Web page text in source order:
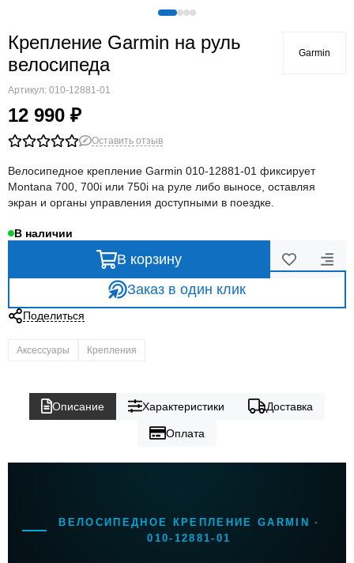
Крепление Garmin на руль
велосипеда
Артикул: 010-12881-01
12 990 ₽
Garmin
Оставить отзыв
Велосипедное крепление Garmin 010-12881-01 фиксирует
Montana 700, 700i или 750i на руле либо выносе, оставляя
экран и органы управления доступными в поездке.
В наличии
В корзину
Заказ в один клик
Поделиться
Аксессуары Крепления
Описание Характеристики Доставка
Оплата
ВЕЛОСИПЕДНОЕ КРЕПЛЕНИЕ GARMIN ·
010-12881-01